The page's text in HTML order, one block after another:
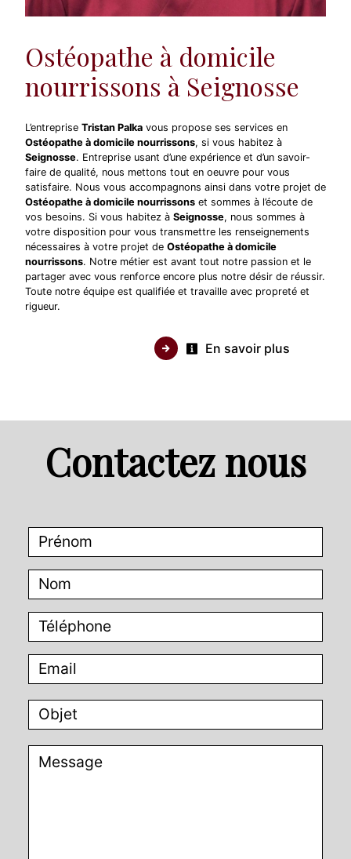
Ostéopathe à domicile
nourrissons à Seignosse
L’entreprise Tristan Palka vous propose ses services en
Ostéopathe à domicile nourrissons, si vous habitez à
Seignosse. Entreprise usant d’une expérience et d’un savoir-
faire de qualité, nous mettons tout en oeuvre pour vous
satisfaire. Nous vous accompagnons ainsi dans votre projet de
Ostéopathe à domicile nourrissons et sommes à l’écoute de
vos besoins. Si vous habitez à Seignosse, nous sommes à
votre disposition pour vous transmettre les renseignements
nécessaires à votre projet de Ostéopathe à domicile
nourrissons. Notre métier est avant tout notre passion et le
partager avec vous renforce encore plus notre désir de réussir.
Toute notre équipe est qualifiée et travaille avec propreté et
rigueur.
En savoir plus
Contactez nous